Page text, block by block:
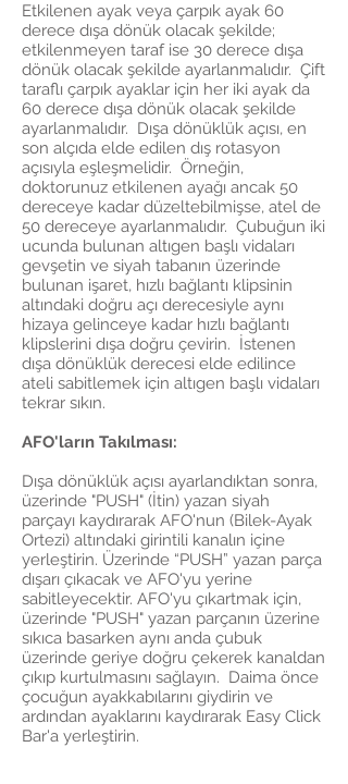
Etkilenen ayak veya çarpık ayak 60
derece dışa dönük olacak şekilde;
etkilenmeyen taraf ise 30 derece dışa
dönük olacak şekilde ayarlanmalıdır. Çift
taraflı çarpık ayaklar için her iki ayak da
60 derece dışa dönük olacak şekilde
ayarlanmalıdır. Dışa dönüklük açısı, en
son alçıda elde edilen dış rotasyon
açısıyla eşleşmelidir. Örneğin,
doktorunuz etkilenen ayağı ancak 50
dereceye kadar düzeltebilmişse, atel de
50 dereceye ayarlanmalıdır. Çubuğun iki
ucunda bulunan altıgen başlı vidaları
gevşetin ve siyah tabanın üzerinde
bulunan işaret, hızlı bağlantı klipsinin
altındaki doğru açı derecesiyle aynı
hizaya gelinceye kadar hızlı bağlantı
klipslerini dışa doğru çevirin. İstenen
dışa dönüklük derecesi elde edilince
ateli sabitlemek için altıgen başlı vidaları
tekrar sıkın.
AFO'ların Takılması:
Dışa dönüklük açısı ayarlandıktan sonra,
üzerinde "PUSH" (İtin) yazan siyah
parçayı kaydırarak AFO'nun (Bilek-Ayak
Ortezi) altındaki girintili kanalın içine
yerleştirin. Üzerinde “PUSH” yazan parça
dışarı çıkacak ve AFO'yu yerine
sabitleyecektir. AFO'yu çıkartmak için,
üzerinde "PUSH" yazan parçanın üzerine
sıkıca basarken aynı anda çubuk
üzerinde geriye doğru çekerek kanaldan
çıkıp kurtulmasını sağlayın. Daima önce
çocuğun ayakkabılarını giydirin ve
ardından ayaklarını kaydırarak Easy Click
Bar'a yerleştirin.